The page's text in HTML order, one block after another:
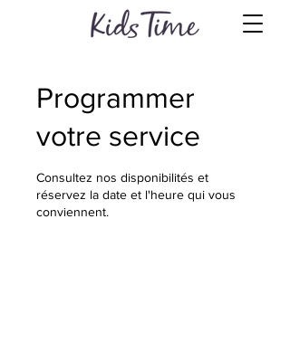
Programmer
votre service
Consultez nos disponibilités et
réservez la date et l'heure qui vous
conviennent.